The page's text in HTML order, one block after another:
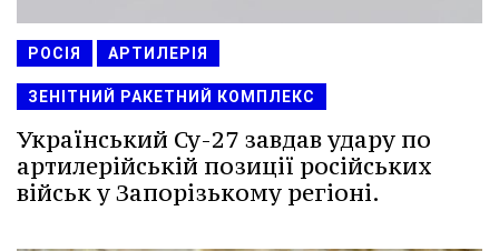
РОСІЯ АРТИЛЕРІЯ
ЗЕНІТНИЙ РАКЕТНИЙ КОМПЛЕКС
Український Су-27 завдав удару по
артилерійській позиції російських
військ у Запорізькому регіоні.